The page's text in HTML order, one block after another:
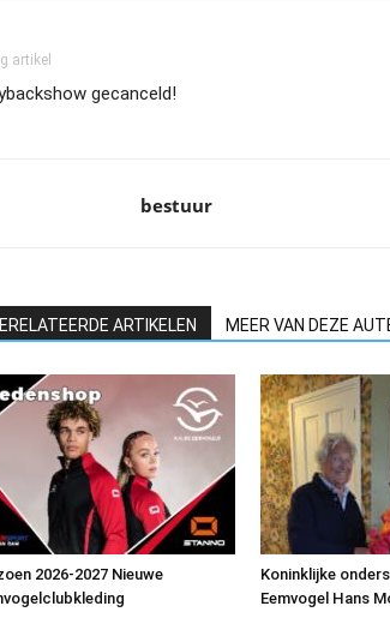
artikel
gecanceld!
bestuur
ARTIKELEN MEER VAN DEZE
2026-2027 Nieuwe
Koninklijke
Eemvogel Hans